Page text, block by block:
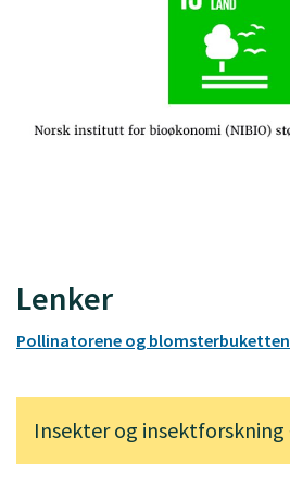
Lenker
Pollinatorene og blomsterbuketten
Insekter og insektforskning